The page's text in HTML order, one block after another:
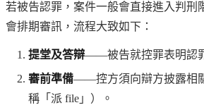
若被告認罪，案件一般會直接進入判刑
會排期審訊，流程大致如下：
提堂及答辯——被告就控罪表明認
審前準備——控方須向辯方披露相
稱「派 file」）。